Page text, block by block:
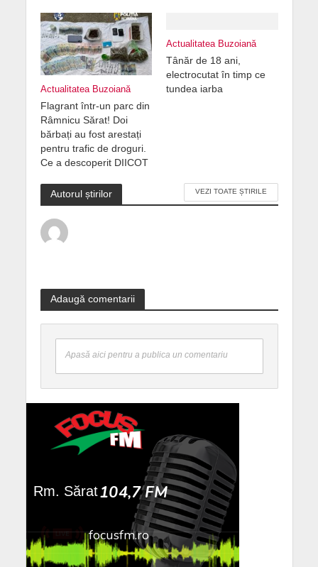
Actualitatea Buzoiană
Flagrant într-un parc din
Râmnicu Sărat! Doi
bărbați au fost arestați
pentru trafic de droguri.
Ce a descoperit DIICOT
Actualitatea Buzoiană
Tânăr de 18 ani,
electrocutat în timp ce
tundea iarba
Autorul știrilor VEZI TOATE ȘTIRILE
Adaugă comentarii
Apasă aici pentru a publica un comentariu